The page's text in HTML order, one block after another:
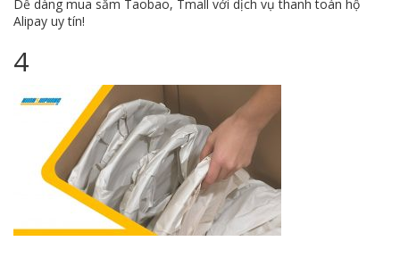
Dễ dàng mua sắm Taobao, Tmall với dịch vụ thanh toán hộ
Alipay uy tín!
4